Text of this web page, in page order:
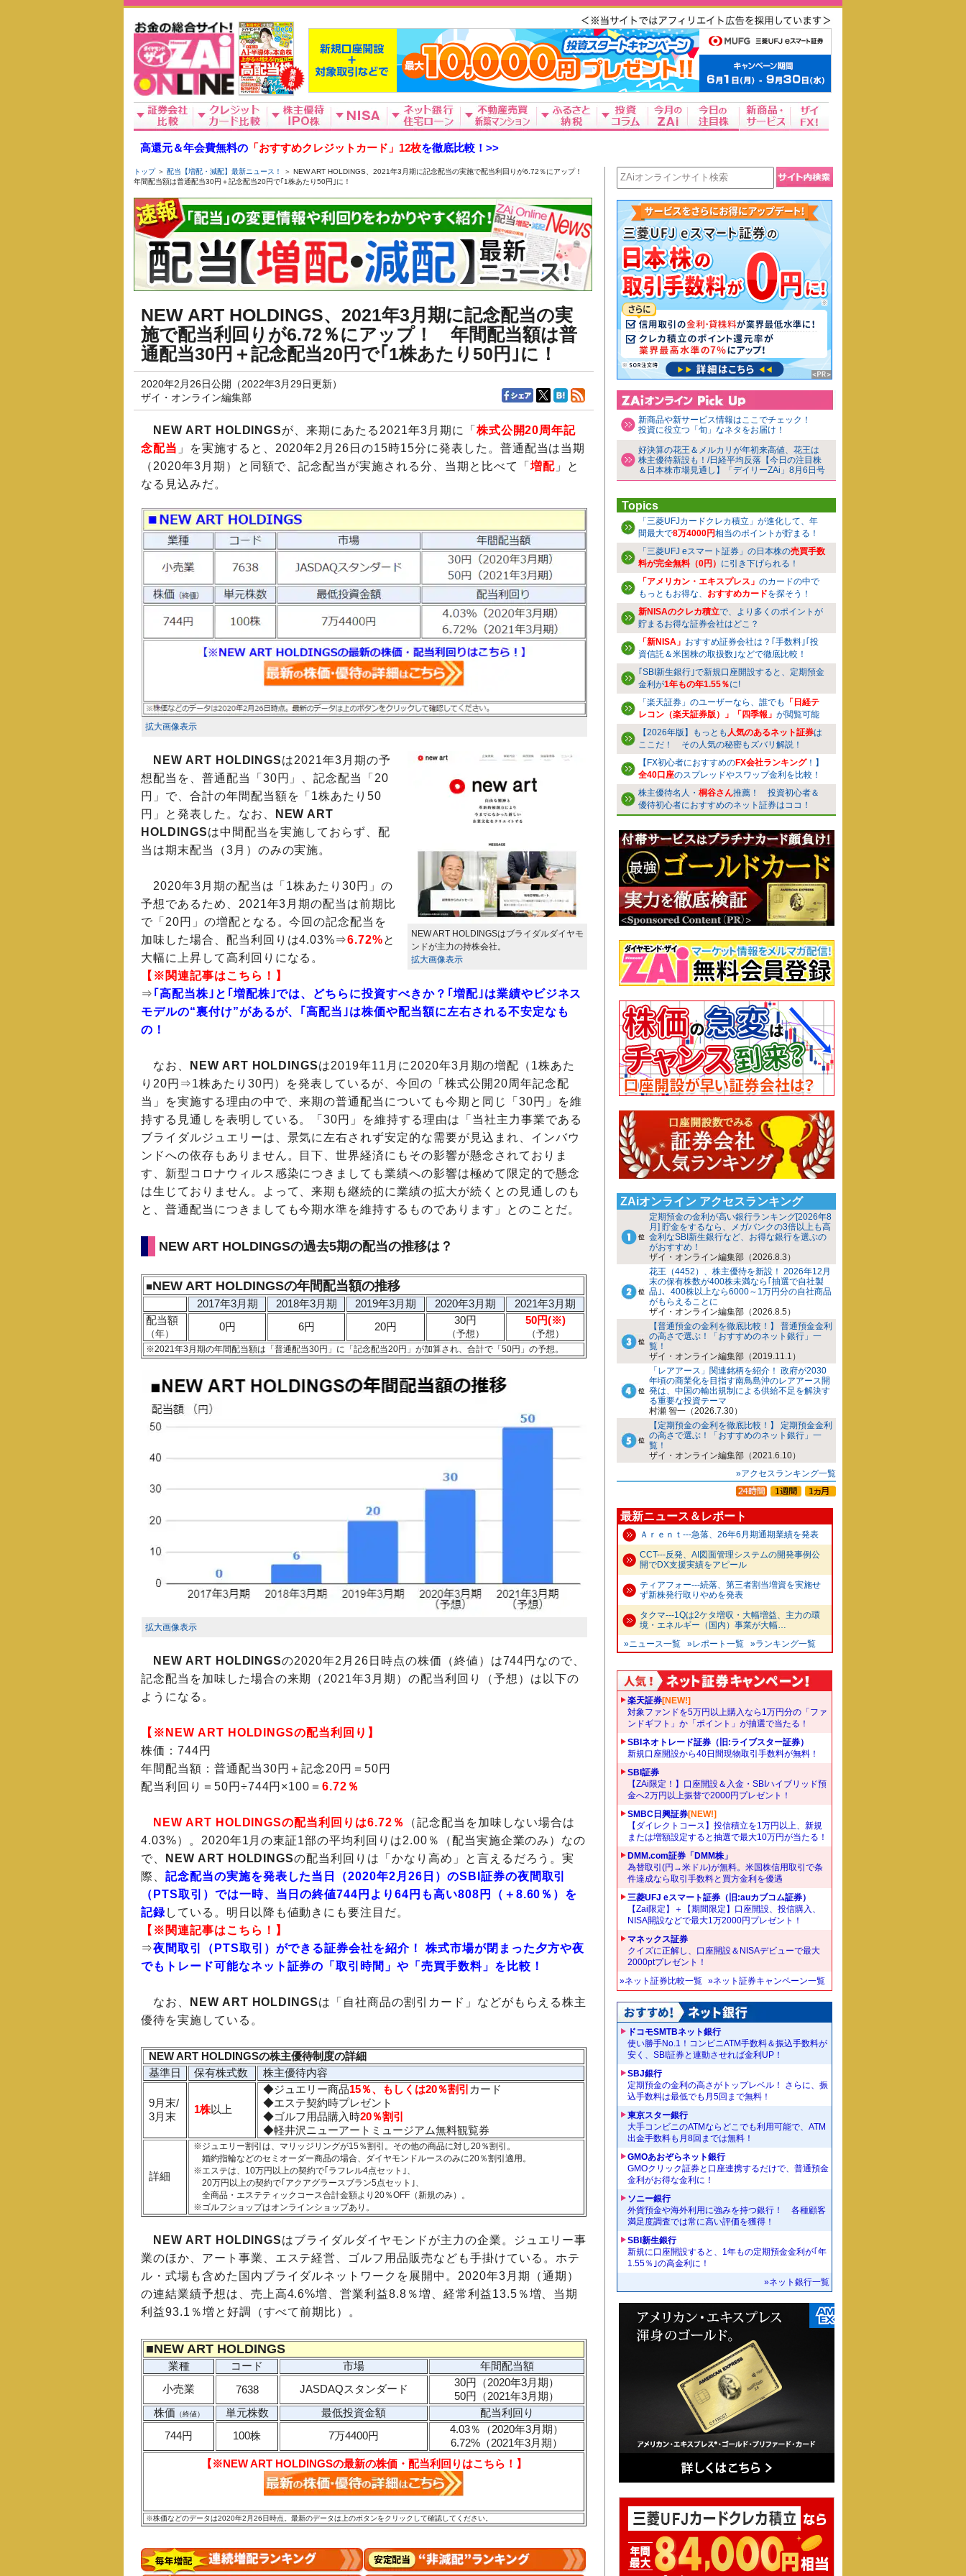
高還元＆年会費無料の 「おすすめクレジットカード」12枚を徹底比較！>>
トップ＞ 配当【増配・減配】最新ニュース！
＞ NEW ART HOLDINGS、2021年3月期に記念配当の実施で配当利回りが6.72％にアップ！
年間配当額は普通配当30円＋記念配当20円で｢1株あたり50円｣に！
NEW ART HOLDINGS、2021年3月期に記念配当の実
施で配当利回りが6.72％にアップ！ 年間配当額は普
通配当30円＋記念配当20円で｢1株あたり50円｣に！
2020年2月26日公開（2022年3月29日更新）
ザイ・オンライン編集部
NEW ART HOLDINGSが、来期にあたる2021年3月期に「 株式公開20周年記
念配当 」を実施すると、2020年2月26日の15時15分に発表した。普通配当は当期
（2020年3月期）と同額で、記念配当が実施される分、当期と比べて「 増配」と
なる見込みだ。
拡大画像表示
NEW ART HOLDINGSはブライダルダイヤモ
ンドが主力の持株会社。
拡大画像表示
NEW ART HOLDINGSは2021年3月期の予
想配当を、普通配当「30円」、記念配当「20
円」で、合計の年間配当額を「1株あたり50
円」と発表した。なお、
NEW ART
HOLDINGSは中間配当を実施しておらず、配
当は期末配当（3月）のみの実施。
2020年3月期の配当は「1株あたり30円」の
予想であるため、2021年3月期の配当は前期比
で「20円」の増配となる。今回の記念配当を
加味した場合、配当利回りは4.03%⇒6.72%と
大幅に上昇して高利回りになる。
【※関連記事はこちら！】
⇒ ｢高配当株｣と｢増配株｣では、どちらに投資すべきか？｢増配｣は業績やビジネス
モデルの“裏付け”があるが、｢高配当｣は株価や配当額に左右される不安定なも
の！
なお、 NEW ART HOLDINGSは2019年11月に2020年3月期の増配（1株あた
り20円⇒1株あたり30円）を発表しているが、今回の「株式公開20周年記念配
当」を実施する理由の中で、来期の普通配当についても今期と同じ「30円」を維
持する見通しを表明している。「30円」を維持する理由は「当社主力事業である
ブライダルジュエリーは、景気に左右されず安定的な需要が見込まれ、インバウ
ンドへの依存もありません。目下、世界経済にもその影響が懸念されておりま
す、新型コロナウィルス感染につきましても業績への影響は極めて限定的で懸念
は生じておりません。よって、来期も継続的に業績の拡大が続くとの見通しのも
と、普通配当につきましても今期水準を維持するものであります」とのことだ。
NEW ART HOLDINGSの過去5期の配当の推移は？
■NEW ART HOLDINGSの年間配当額の推移
2017年3月期 2018年3月期 2019年3月期 2020年3月期
2021年3月期
配当額
（年）
0円 6円 20円
30円
（予想）
50円(※)
（予想）
※2021年3月期の年間配当額は「普通配当30円」に「記念配当20円」が加算され、合計で「50円」の予想。
拡大画像表示
NEW ART HOLDINGSの2020年2月26日時点の株価（終値）は744円なので、
記念配当を加味した場合の来期（2021年3月期）の配当利回り（予想）は以下の
ようになる。
【※NEW ART HOLDINGSの配当利回り】
株価：744円
年間配当額：普通配当30円＋記念20円＝50円
配当利回り＝50円÷744円×100＝6.72％
NEW ART HOLDINGSの配当利回りは6.72％
（記念配当を加味しない場合は
4.03%）。2020年1月の東証1部の平均利回りは2.00％（配当実施企業のみ）なの
で、
NEW ART HOLDINGSの配当利回りは「かなり高め」と言えるだろう。実
際、 記念配当の実施を発表した当日（2020年2月26日）のSBI証券の夜間取引
（PTS取引）では一時、当日の終値744円より64円も高い808円（＋8.60％）を
記録している。明日以降も値動きにも要注目だ。
【※関連記事はこちら！】
⇒夜間取引（PTS取引）ができる証券会社を紹介！ 株式市場が閉まった夕方や夜
でもトレード可能なネット証券の「取引時間」や「売買手数料」を比較！
なお、 NEW ART HOLDINGSは「自社商品の割引カード」などがもらえる株主
優待を実施している。
NEW ART HOLDINGSの株主優待制度の詳細
基準日
保有株式数 株主優待内容
9月末/
3月末
1株以上
◆ジュエリー商品15％、もしくは20％割引 カード
◆エステ契約時プレゼント
◆ゴルフ用品購入時20％割引
◆軽井沢ニューアートミュージアム無料観覧券
詳細
※ジュエリー割引は、マリッジリングが15％割引。その他の商品に対し20％割引。
婚約指輪などのセミオーダー商品の場合、ダイヤモンドルースのみに20％割引適用。
※エステは、10万円以上の契約で｢ラフレル4点セット｣、
20万円以上の契約で｢アクアグラースブラン5点セット｣、
全商品・エステティックコース合計金額より20％OFF（新規のみ）。
※ゴルフショップはオンラインショップあり。
NEW ART HOLDINGSはブライダルダイヤモンドが主力の企業。ジュエリー事
業のほか、アート事業、エステ経営、ゴルフ用品販売なども手掛けている。ホテ
ル・式場も含めた国内ブライダルネットワークを展開中。2020年3月期（通期）
の連結業績予想は、売上高4.6%増、営業利益8.8％増、経常利益13.5％増、当期
利益93.1％増と好調（すべて前期比）。
■NEW ART HOLDINGS
業種 コード 市場
年間配当額
小売業
7638 JASDAQスタンダード
30円（2020年3月期）
50円（2021年3月期）
株価 （終値） 単元株数 最低投資金額
配当利回り
744円
100株 7万4400円
4.03％（2020年3月期）
6.72%（2021年3月期）
【※NEW ART HOLDINGSの最新の株価・配当利回りはこちら！】
※株価などのデータは2020年2月26日時点。最新のデータは上のボタンをクリックして確認してください。
新商品や新サービス情報はここでチェック！
投資に役立つ「旬」なネタをお届け！
好決算の花王＆メルカリが年初来高値、花王は
株主優待新設も！/日経平均反落【今日の注目株
＆日本株市場見通し】「デイリーZAi」8月6日号
Topics
「三菱UFJカードクレカ積立」が進化して、年
間最大で8万4000円相当のポイントが貯まる！
「三菱UFJ eスマート証券」の日本株の売買手数
料が完全無料（0円） に引き下げられる！
「アメリカン・エキスプレス」 のカードの中で
もっともお得な、 おすすめカードを探そう！
新NISAのクレカ積立で、より多くのポイントが
貯まるお得な証券会社はどこ？
「新NISA」 おすすめ証券会社は？｢手数料｣｢投
資信託＆米国株の取扱数｣などで徹底比較！
｢SBI新生銀行｣で新規口座開設すると、定期預金
金利が1年もの年1.55％に!
「楽天証券」のユーザーなら、誰でも
「日経テ
レコン（楽天証券版）」「四季報」 が閲覧可能
【2026年版】もっとも 人気のあるネット証券は
ここだ！ その人気の秘密もズバリ解説！
【FX初心者におすすめのFX会社ランキング！】
全40口座のスプレッドやスワップ金利を比較！
株主優待名人・ 桐谷さん推薦！ 投資初心者＆
優待初心者におすすめのネット証券はココ！
ZAiオンライン アクセスランキング
定期預金の金利が高い銀行ランキング[2026年8
月] 貯金をするなら、メガバンクの3倍以上も高
金利なSBI新生銀行など、お得な銀行を選ぶの
がおすすめ！
ザイ・オンライン編集部（2026.8.3）
花王（4452）、株主優待を新設！ 2026年12月
末の保有株数が400株未満なら｢抽選で自社製
品｣、400株以上なら6000～1万円分の自社商品
がもらえることに
ザイ・オンライン編集部（2026.8.5）
【普通預金の金利を徹底比較！】 普通預金金利
の高さで選ぶ！「おすすめのネット銀行」一
覧！
ザイ・オンライン編集部（2019.11.1）
「レアアース」関連銘柄を紹介！ 政府が2030
年頃の商業化を目指す南鳥島沖のレアアース開
発は、中国の輸出規制による供給不足を解決す
る重要な投資テーマ
村瀬 智一（2026.7.30）
【定期預金の金利を徹底比較！】 定期預金金利
の高さで選ぶ！「おすすめのネット銀行」一
覧！
ザイ・オンライン編集部（2021.6.10）
»アクセスランキング一覧
最新ニュース＆レポート
Ａｒｅｎｔ---急落、26年6月期通期業績を発表
CCT---反発、AI図面管理システムの開発事例公
開でDX支援実績をアピール
ティアフォー---続落、第三者割当増資を実施せ
ず新株発行取りやめを発表
タクマ---1Qは2ケタ増収・大幅増益、主力の環
境・エネルギー（国内）事業が大幅…
»ニュース一覧
»レポート一覧 »ランキング一覧
楽天証券[NEW!]
対象ファンドを5万円以上購入なら1万円分の「ファ
ンドギフト」か「ポイント」が抽選で当たる！
SBIネオトレード証券（旧:ライブスター証券）
新規口座開設から40日間現物取引手数料が無料！
SBI証券
【ZAi限定！】口座開設＆入金・SBIハイブリッド預
金へ2万円以上振替で2000円プレゼント！
SMBC日興証券[NEW!]
【ダイレクトコース】投信積立を1万円以上、新規
または増額設定すると抽選で最大10万円が当たる！
DMM.com証券「DMM株」
為替取引(円→米ドル)が無料。米国株信用取引で条
件達成なら取引手数料と買方金利を優遇
三菱UFJ eスマート証券（旧:auカブコム証券）
【Zai限定】＋【期間限定】口座開設、投信購入、
NISA開設などで最大1万2000円プレゼント！
マネックス証券
クイズに正解し、口座開設＆NISAデビューで最大
2000ptプレゼント！
»ネット証券比較一覧 »ネット証券キャンペーン一覧
ドコモSMTBネット銀行
使い勝手No.1！コンビニATM手数料＆振込手数料が
安く、SBI証券と連動させれば金利UP！
SBJ銀行
定期預金の金利の高さがトップレベル！ さらに、振
込手数料は最低でも月5回まで無料！
東京スター銀行
大手コンビニのATMならどこでも利用可能で、ATM
出金手数料も月8回までは無料！
GMOあおぞらネット銀行
GMOクリック証券と口座連携するだけで、普通預金
金利がお得な金利に！
ソニー銀行
外貨預金や海外利用に強みを持つ銀行！ 各種顧客
満足度調査では常に高い評価を獲得！
SBI新生銀行
新規に口座開設すると、1年もの定期預金金利が｢年
1.55％｣の高金利に！
»ネット銀行一覧